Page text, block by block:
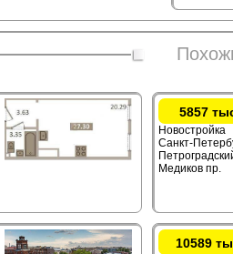
5857
Новостройка
Санкт-
Медиков пр.
10589